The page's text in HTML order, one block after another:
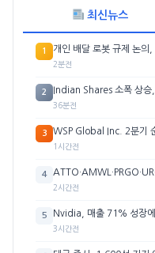
최신뉴스
1 개인 배달 로봇 규제 논의
2분전
2 Indian Shares 소폭 상승
36분전
3 WSP Global Inc. 2분기
1시간전
4
2시간전
5 Nvidia, 매출 71% 성장
3시간전